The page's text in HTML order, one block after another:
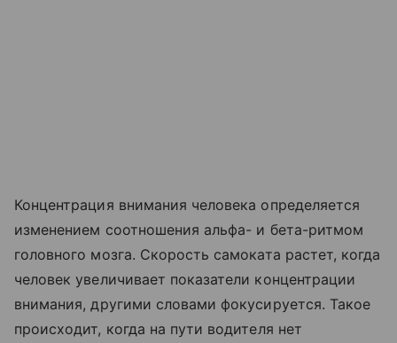
Концентрация внимания человека определяется
изменением соотношения альфа- и бета-ритмом
головного мозга. Скорость самоката растет, когда
человек увеличивает показатели концентрации
внимания, другими словами фокусируется. Такое
происходит, когда на пути водителя нет